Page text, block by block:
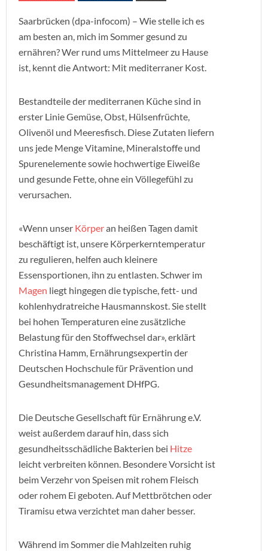
Saarbrücken (dpa-infocom) – Wie stelle ich es
am besten an, mich im Sommer gesund zu
ernähren? Wer rund ums Mittelmeer zu Hause
ist, kennt die Antwort: Mit mediterraner Kost.
Bestandteile der mediterranen Küche sind in
erster Linie Gemüse, Obst, Hülsenfrüchte,
Olivenöl und Meeresfisch. Diese Zutaten liefern
uns jede Menge Vitamine, Mineralstoffe und
Spurenelemente sowie hochwertige Eiweiße
und gesunde Fette, ohne ein Völlegefühl zu
verursachen.
«Wenn unser Körperan heißen Tagen damit
beschäftigt ist, unsere Körperkerntemperatur
zu regulieren, helfen auch kleinere
Essensportionen, ihn zu entlasten. Schwer im
Magen liegt hingegen die typische, fett- und
kohlenhydratreiche Hausmannskost. Sie stellt
bei hohen Temperaturen eine zusätzliche
Belastung für den Stoffwechsel dar», erklärt
Christina Hamm, Ernährungsexpertin der
Deutschen Hochschule für Prävention und
Gesundheitsmanagement DHfPG.
Die Deutsche Gesellschaft für Ernährung e.V.
weist außerdem darauf hin, dass sich
gesundheitsschädliche Bakterien bei Hitze
leicht verbreiten können. Besondere Vorsicht ist
beim Verzehr von Speisen mit rohem Fleisch
oder rohem Ei geboten. Auf Mettbrötchen oder
Tiramisu etwa verzichtet man daher besser.
Während im Sommer die Mahlzeiten ruhig